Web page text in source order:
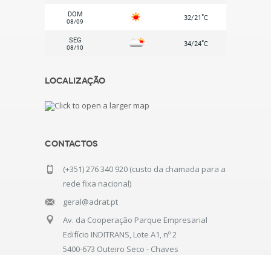
DOM
08/09 32/21°C
SEG
08/10 34/24°C
Localização
Contactos
(+351) 276 340 920 (custo da chamada para a
rede fixa nacional)
geral@adrat.pt
Av. da Cooperação Parque Empresarial
Edifício INDITRANS, Lote A1, nº 2
5400-673 Outeiro Seco - Chaves